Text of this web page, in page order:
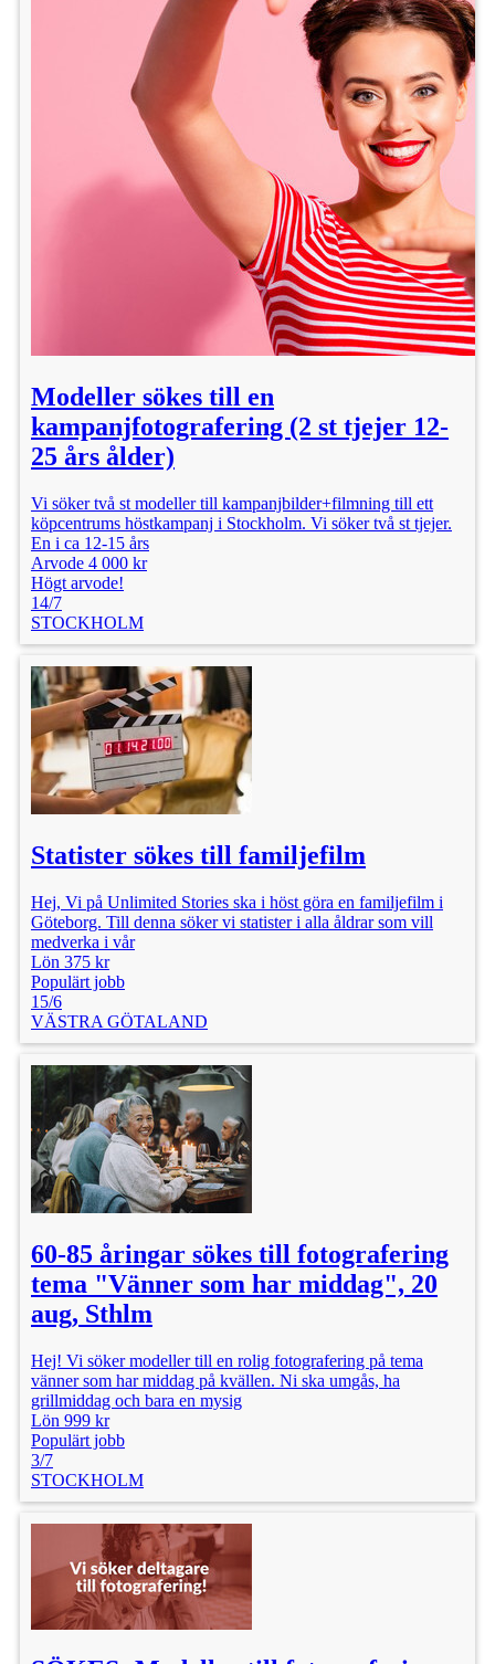
Modeller sökes till en
kampanjfotografering (2 st tjejer 12-
25 års ålder)
Vi söker två st modeller till kampanjbilder+filmning till ett
köpcentrums höstkampanj i Stockholm. Vi söker två st tjejer.
En i ca 12-15 års
Arvode 4 000 kr
Högt arvode!
14/7
STOCKHOLM
Statister sökes till familjefilm
Hej, Vi på Unlimited Stories ska i höst göra en familjefilm i
Göteborg. Till denna söker vi statister i alla åldrar som vill
medverka i vår
Lön 375 kr
Populärt jobb
15/6
VÄSTRA GÖTALAND
60-85 åringar sökes till fotografering
tema "Vänner som har middag", 20
aug, Sthlm
Hej! Vi söker modeller till en rolig fotografering på tema
vänner som har middag på kvällen. Ni ska umgås, ha
grillmiddag och bara en mysig
Lön 999 kr
Populärt jobb
3/7
STOCKHOLM